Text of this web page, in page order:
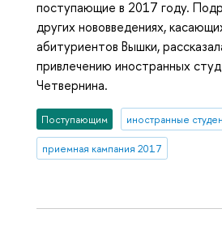
поступающие в 2017 году.
других нововведениях,
абитуриентов Вышки,
привлечению иностранных
Четвернина.
Поступающим иностранные
приемная кампания 2017